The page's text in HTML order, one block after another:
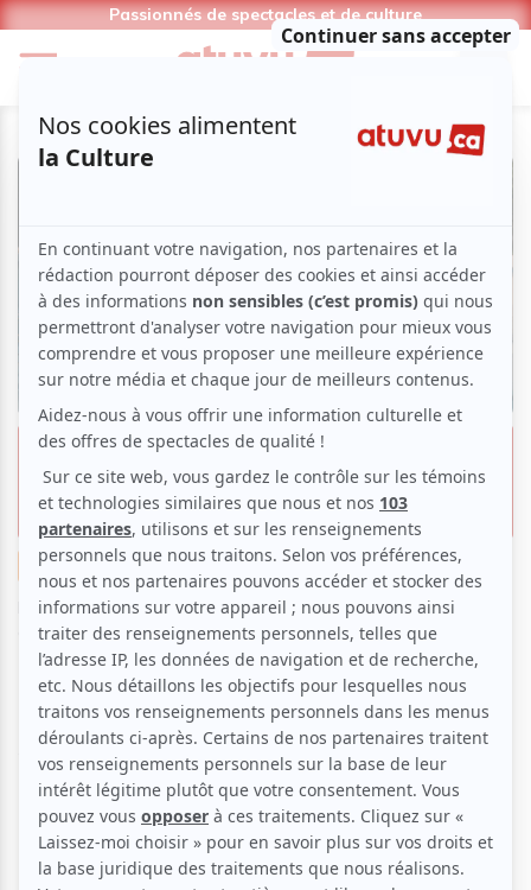
Passionnés de spectacles et de culture
RVQC 2026 | «Où vont les âmes» :
la mort comme espace de vie
Cinéma
Critiques
ParMalika Alaoui| 28 avril 2026 | Photo : Productions Bravo
Charlie | Contenu original
Dans son premier long métrage de fiction, Brigitte
Poupart s'aventure sur un terrain miné avec l'aide
médicale à mourir, les violences sexuelles ou encore
la sororité blessée et en tire une œuvre poétique,
exigeante, qui refuse de consoler là où d'autres
auraient cherché à rassurer. AvecOù vont les âmes
Poupart offre un film de femmes, habité jusqu'au